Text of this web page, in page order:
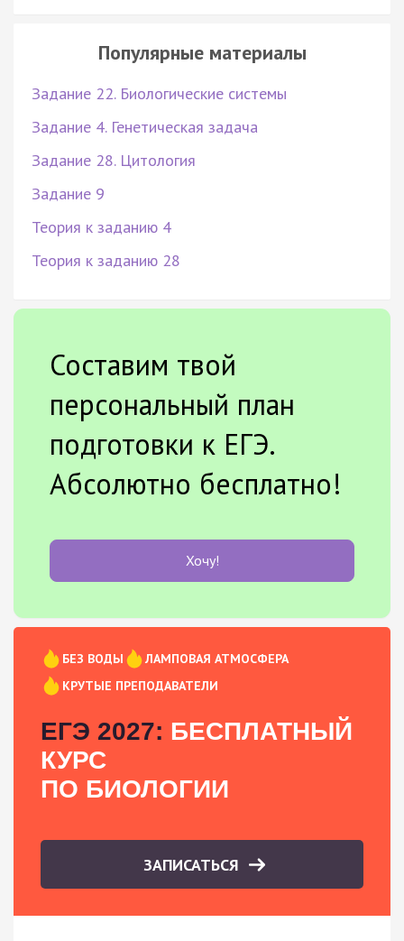
Популярные материалы
Задание 22. Биологические системы
Задание 4. Генетическая задача
Задание 28. Цитология
Задание 9
Теория к заданию 4
Теория к заданию 28
Составим твой
персональный план
подготовки к ЕГЭ.
Абсолютно бесплатно!
Хочу!
БЕЗ ВОДЫ
ЛАМПОВАЯ АТМОСФЕРА
КРУТЫЕ ПРЕПОДАВАТЕЛИ
ЕГЭ 2027: БЕСПЛАТНЫЙ
КУРС
ПО БИОЛОГИИ
ЗАПИСАТЬСЯ